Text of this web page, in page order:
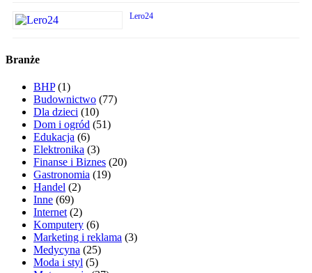
Lero24
Branże
BHP(1)
Budownictwo (77)
Dla dzieci (10)
Dom i ogród (51)
Edukacja (6)
Elektronika (3)
Finanse i Biznes (20)
Gastronomia (19)
Handel (2)
Inne (69)
Internet (2)
Komputery (6)
Marketing i reklama (3)
Medycyna (25)
Moda i styl (5)